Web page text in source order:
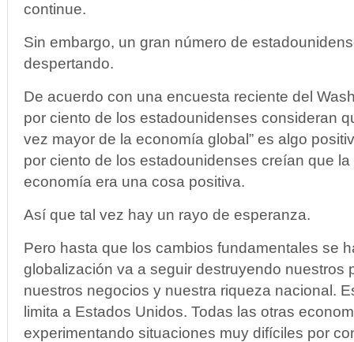
continue.
Sin embargo, un gran número de
despertando.
De acuerdo con una encuesta reciente del
por ciento de los estadounidenses consideran
vez mayor de la economía global” es algo
por ciento de los estadounidenses creían que
economía era una cosa positiva.
Así que tal vez hay un rayo de esperanza.
Pero hasta que los cambios fundamentales se
globalización va a seguir destruyendo nuestros
nuestros negocios y nuestra riqueza nacional.
limita a Estados Unidos. Todas las otras
experimentando situaciones muy difíciles por